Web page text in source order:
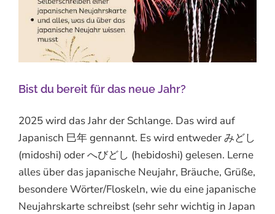
Bist du bereit für das neue Jahr?
2025 wird das Jahr der Schlange. Das wird auf
Japanisch 巳年 gennannt. Es wird entweder みどし
(midoshi) oder へびどし (hebidoshi) gelesen. Lerne
alles über das japanische Neujahr, Bräuche, Grüße,
besondere Wörter/Floskeln, wie du eine japanische
Neujahrskarte schreibst (sehr sehr wichtig in Japan